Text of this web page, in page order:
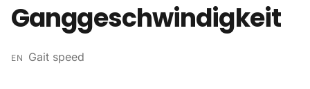
Ganggeschwindigkeit
EN Gait speed